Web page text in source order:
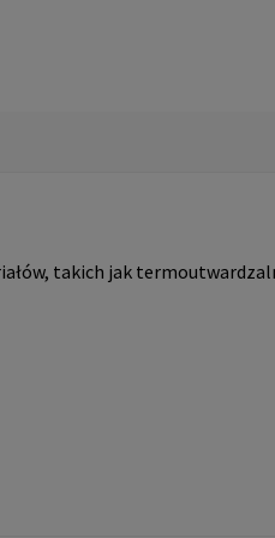
takich jak